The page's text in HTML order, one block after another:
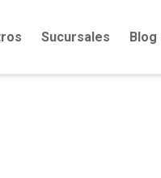
Sucursales Blog